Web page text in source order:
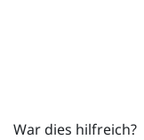
War dies hilfreich?